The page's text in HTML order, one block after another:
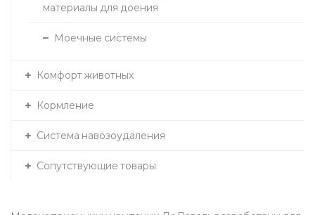
материалы для доения
Моечные системы
Комфорт животных
Кормление
Система навозоудаления
Сопутствующие товары